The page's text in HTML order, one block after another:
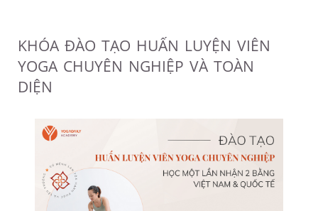
KHÓA ĐÀO TẠO HUẤN LUYỆN VIÊN
YOGA CHUYÊN NGHIỆP VÀ TOÀN
DIỆN